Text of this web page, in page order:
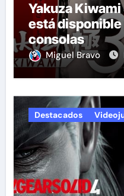
Yakuza Kiwami
está disponible
consolas
Miguel Bravo
Destacados